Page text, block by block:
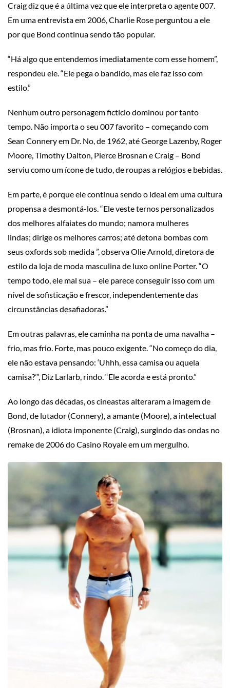
Craig diz que é a última vez que ele interpreta o agente 007.
Em uma entrevista em 2006, Charlie Rose perguntou a ele
por que Bond continua sendo tão popular.
“Há algo que entendemos imediatamente com esse homem”,
respondeu ele. “Ele pega o bandido, mas ele faz isso com
estilo.”
Nenhum outro personagem fictício dominou por tanto
tempo. Não importa o seu 007 favorito – começando com
Sean Connery em Dr. No, de 1962, até George Lazenby, Roger
Moore, Timothy Dalton, Pierce Brosnan e Craig – Bond
serviu como um ícone de tudo, de roupas a relógios e bebidas.
Em parte, é porque ele continua sendo o ideal em uma cultura
propensa a desmontá-los. “Ele veste ternos personalizados
dos melhores alfaiates do mundo; namora mulheres
lindas; dirige os melhores carros; até detona bombas com
seus oxfords sob medida ”, observa Olie Arnold, diretora de
estilo da loja de moda masculina de luxo online Porter. “O
tempo todo, ele mal sua – ele parece conseguir isso com um
nível de sofisticação e frescor, independentemente das
circunstâncias desafiadoras.”
Em outras palavras, ele caminha na ponta de uma navalha –
frio, mas frio. Forte, mas pouco exigente. “No começo do dia,
ele não estava pensando: ‘Uhhh, essa camisa ou aquela
camisa?’”, Diz Larlarb, rindo. “Ele acorda e está pronto.”
Ao longo das décadas, os cineastas alteraram a imagem de
Bond, de lutador (Connery), a amante (Moore), a intelectual
(Brosnan), a idiota imponente (Craig), surgindo das ondas no
remake de 2006 do Casino Royale em um mergulho.